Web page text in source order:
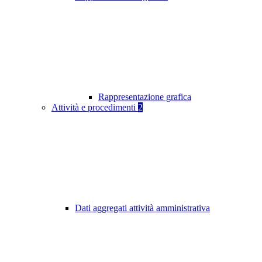
Rappresentazione grafica
Attività e procedimenti 2
Dati aggregati attività amministrativa